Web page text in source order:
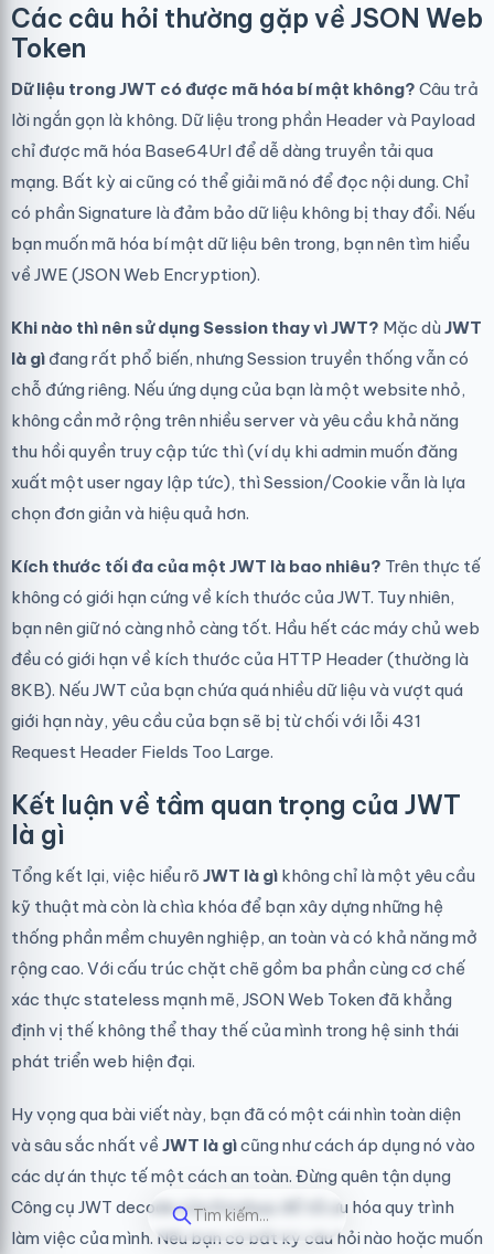
Các câu hỏi thường gặp về JSON Web
Token
Dữ liệu trong JWT có được mã hóa bí mật không? Câu trả
lời ngắn gọn là không. Dữ liệu trong phần Header và Payload
chỉ được mã hóa Base64Url để dễ dàng truyền tải qua
mạng. Bất kỳ ai cũng có thể giải mã nó để đọc nội dung. Chỉ
có phần Signature là đảm bảo dữ liệu không bị thay đổi. Nếu
bạn muốn mã hóa bí mật dữ liệu bên trong, bạn nên tìm hiểu
về JWE (JSON Web Encryption).
Khi nào thì nên sử dụng Session thay vì JWT? Mặc dù JWT
là gì đang rất phổ biến, nhưng Session truyền thống vẫn có
chỗ đứng riêng. Nếu ứng dụng của bạn là một website nhỏ,
không cần mở rộng trên nhiều server và yêu cầu khả năng
thu hồi quyền truy cập tức thì (ví dụ khi admin muốn đăng
xuất một user ngay lập tức), thì Session/Cookie vẫn là lựa
chọn đơn giản và hiệu quả hơn.
Kích thước tối đa của một JWT là bao nhiêu? Trên thực tế
không có giới hạn cứng về kích thước của JWT. Tuy nhiên,
bạn nên giữ nó càng nhỏ càng tốt. Hầu hết các máy chủ web
đều có giới hạn về kích thước của HTTP Header (thường là
8KB). Nếu JWT của bạn chứa quá nhiều dữ liệu và vượt quá
giới hạn này, yêu cầu của bạn sẽ bị từ chối với lỗi 431
Request Header Fields Too Large.
Kết luận về tầm quan trọng của JWT
là gì
Tổng kết lại, việc hiểu rõ JWT là gì không chỉ là một yêu cầu
kỹ thuật mà còn là chìa khóa để bạn xây dựng những hệ
thống phần mềm chuyên nghiệp, an toàn và có khả năng mở
rộng cao. Với cấu trúc chặt chẽ gồm ba phần cùng cơ chế
xác thực stateless mạnh mẽ, JSON Web Token đã khẳng
định vị thế không thể thay thế của mình trong hệ sinh thái
phát triển web hiện đại.
Hy vọng qua bài viết này, bạn đã có một cái nhìn toàn diện
và sâu sắc nhất về JWT là gìcũng như cách áp dụng nó vào
các dự án thực tế một cách an toàn. Đừng quên tận dụng
Công cụ JWT decodecủa KiraApp để tối ưu hóa quy trình
làm việc của mình. Nếu bạn có bất kỳ câu hỏi nào hoặc muốn
Tìm kiếm...